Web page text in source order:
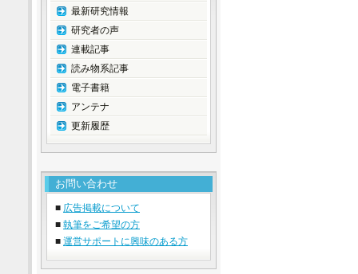
最新研究情報
研究者の声
連載記事
読み物系記事
電子書籍
アンテナ
更新履歴
お問い合わせ
■ 広告掲載について
■ 執筆をご希望の方
■ 運営サポートに興味のある方